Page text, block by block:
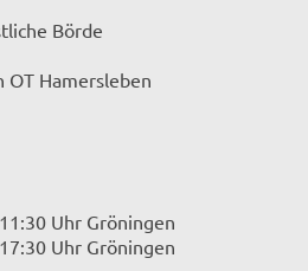
Börde
OT Hamersleben
Uhr Gröningen
Uhr Gröningen